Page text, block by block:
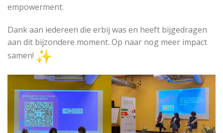
empowerment.
Dank aan iedereen die erbij was en heeft bijgedragen
aan dit bijzondere moment. Op naar nog meer impact
samen!